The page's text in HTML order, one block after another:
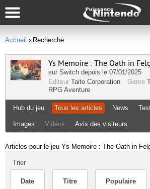
Accueil › Recherche
Ys Memoire : The Oath in
sur Switch depuis le 07/01/2025
Editeur Taito Corporation Genre
RPG Aventure
Hub du jeu Tous les articles News
Images Vidéos Avis des visiteurs
Articles pour le jeu Ys Memoire : The Oath in
Trier
Date Titre Populaire